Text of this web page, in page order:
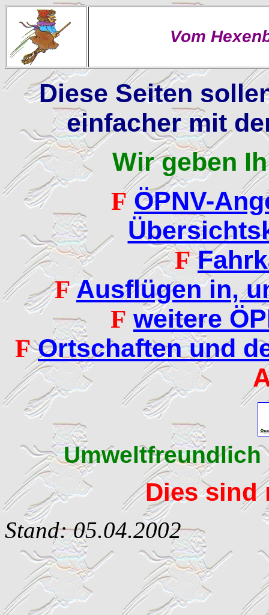
Vom
Diese Seiten
einfacher mit
Wir geben
F ÖPNV-
F
F Ausflügen in,
F weitere
F Ortschaften und
Umweltfreundlich
Dies sind
Stand: 05.04.2002